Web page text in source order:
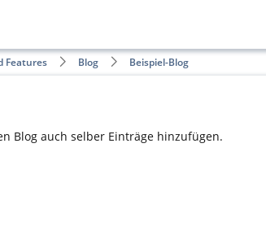
Features Blog Beispiel-Blog
Blog auch selber Einträge hinzufügen.